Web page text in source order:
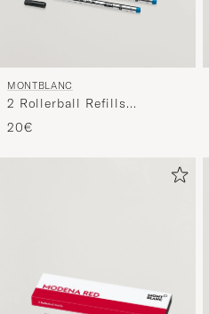
MONTBLANC
2 Rollerball Refills
Barbados Blue
20€